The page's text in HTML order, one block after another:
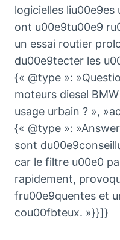
logicielles liu00e9es
ont u00e9tu00e9
un essai routier
du00e9tecter les
{« @type »:
moteurs diesel
usage urbain ? »,
{« @type »:
sont
car le filtre u00e0
rapidement,
fru00e9quentes et
cou00fbteux. »}}]}